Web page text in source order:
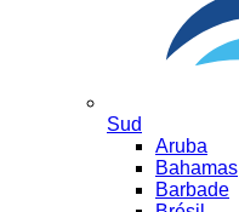
Sud
Aruba
Bahamas
Barbade